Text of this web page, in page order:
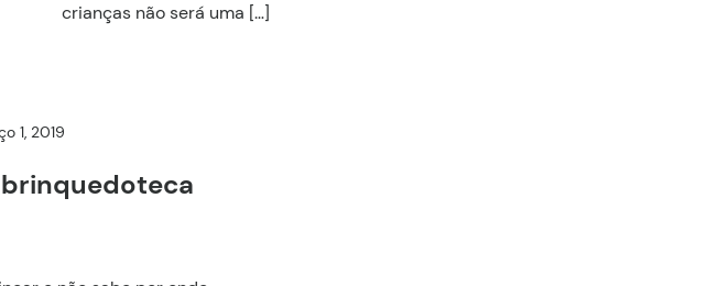
crianças não será uma […]
1, 2019